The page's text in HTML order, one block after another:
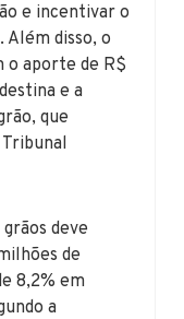
e incentivar o
Além disso, o
o aporte de R$
e a
que
deve
de
8,2% em
a